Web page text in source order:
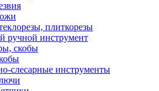
плиткорезы
ручной инструмент
скобы
слесарные инструменты